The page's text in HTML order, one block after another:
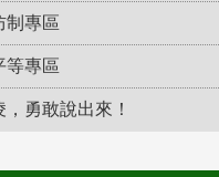
制專區
等專區
勇敢說出來！